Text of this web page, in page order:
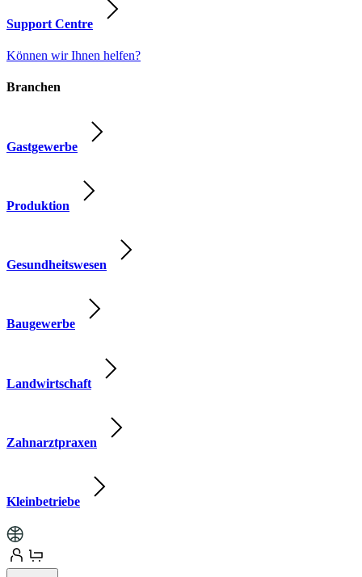
Support Centre
Können wir Ihnen helfen?
Branchen
Gastgewerbe
Produktion
Gesundheitswesen
Baugewerbe
Landwirtschaft
Zahnarztpraxen
Kleinbetriebe